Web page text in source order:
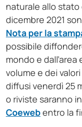
naturale allo stato
dicembre 2021
Nota per la
possibile
mondo e
volume e dei
diffusi venerdì 25
o riviste saranno
Coewebentro la